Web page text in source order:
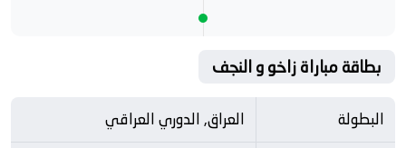
بطاقة مباراة زاخو و النجف
البطولة
العراق, الدوري العراقي